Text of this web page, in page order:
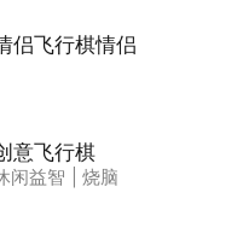
侣飞行棋情侣
意飞行棋
闲益智 烧脑